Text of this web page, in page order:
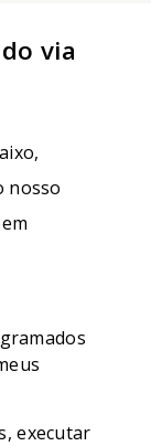
via
nosso
executar